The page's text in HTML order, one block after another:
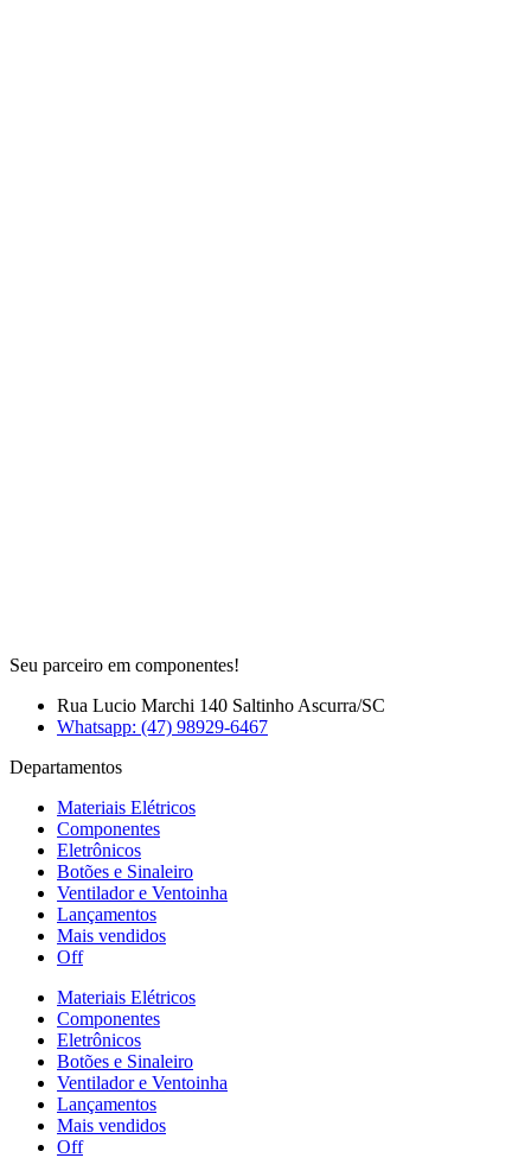
Seu parceiro em componentes!
Rua Lucio Marchi 140 Saltinho Ascurra/SC
Whatsapp: (47) 98929-6467
Departamentos
Materiais Elétricos
Componentes
Eletrônicos
Botões e Sinaleiro
Ventilador e Ventoinha
Lançamentos
Mais vendidos
Off
Materiais Elétricos
Componentes
Eletrônicos
Botões e Sinaleiro
Ventilador e Ventoinha
Lançamentos
Mais vendidos
Off